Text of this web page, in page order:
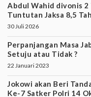
Abdul Wahid divonis 2
Tuntutan Jaksa 8,5
30 Juli 2026
Perpanjangan Masa
Setuju atau Tidak ?
22 Januari 2023
Jokowi akan Beri
Ke-7 Satker Polri 14